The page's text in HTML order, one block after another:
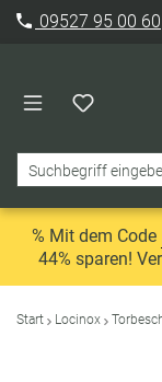
09527 95 00 60
% Mit dem Code
44% sparen!
Start Locinox